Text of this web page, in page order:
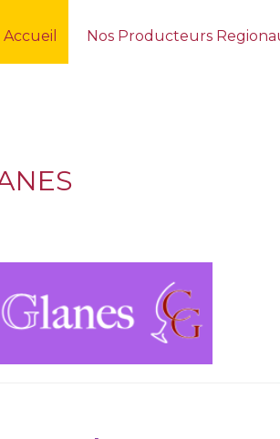
Accueil Nos Producteurs